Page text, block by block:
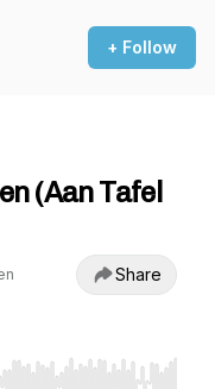
+ Follow
(Aan Tafel
Share